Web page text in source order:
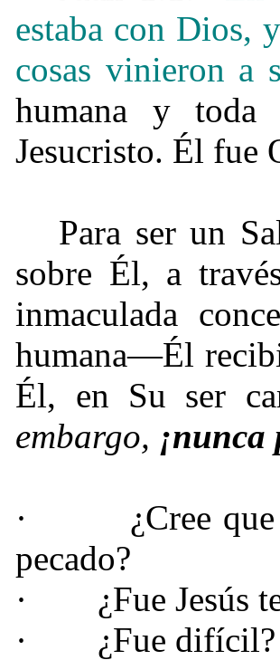
estaba con Dios,
cosas vinieron a
humana y toda
Jesucristo. Él fue
Para ser un
sobre Él, a
inmaculada
humana—Él
Él, en Su ser
embargo, ¡nunca
·
¿Cree
pecado?
·
¿Fue Jesús
·
¿Fue difícil?